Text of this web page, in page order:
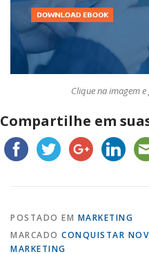
Clique na imagem
Compartilhe em
POSTADO EM MARKETING
MARCADO CONQUISTAR
MARKETING